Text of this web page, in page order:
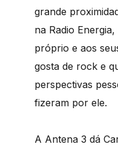
grande
na Radio
próprio e aos
gosta de rock e
perspectivas
fizeram por ele.
A Antena 3 dá